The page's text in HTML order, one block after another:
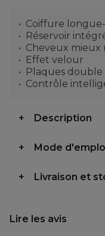
Coiffure
Réservoir
Cheveux mieux
Effet velour
Plaques
Contrôle
Description
Mode
Livraison et
Lire les avis